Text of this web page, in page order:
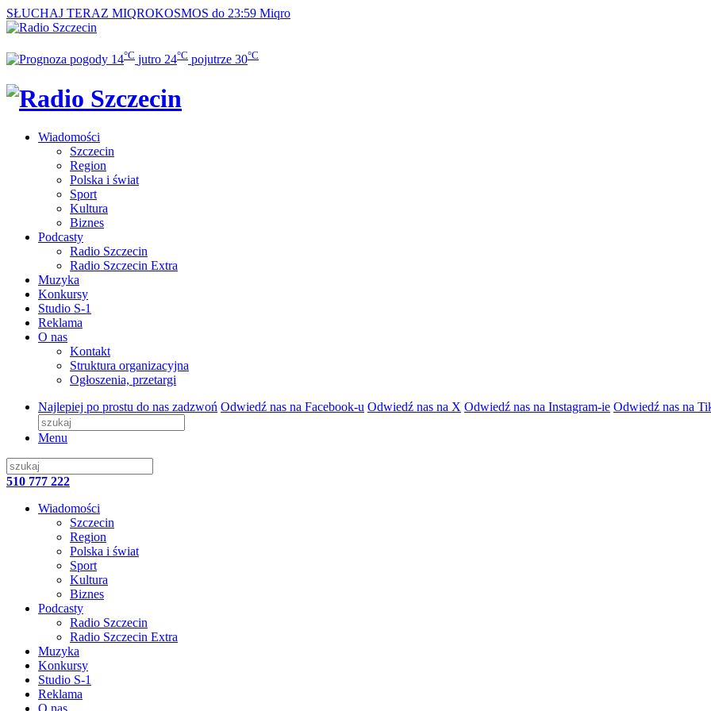
SŁUCHAJ TERAZ MIQROKOSMOS do 23:59 Miqro
14°C jutro 24°C pojutrze 30°C
Wiadomości
Szczecin
Region
Polska i świat
Sport
Kultura
Biznes
Podcasty
Radio Szczecin
Radio Szczecin Extra
Muzyka
Konkursy
Studio S-1
Reklama
O nas
Kontakt
Struktura organizacyjna
Ogłoszenia, przetargi
Najlepiej po prostu do nas zadzwoń Odwiedź nas na Facebook-u Odwiedź nas na X Odwiedź nas na Instagram-ie Odwiedź nas na
Menu
510 777 222
Wiadomości
Szczecin
Region
Polska i świat
Sport
Kultura
Biznes
Podcasty
Radio Szczecin
Radio Szczecin Extra
Muzyka
Konkursy
Studio S-1
Reklama